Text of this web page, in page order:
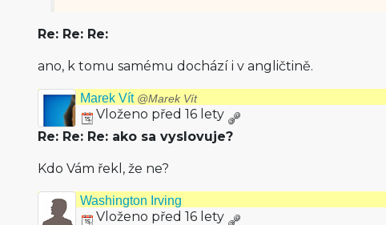
Re: Re: Re:
ano, k tomu samému dochází i v angličtině.
Marek Vít @Marek Vít
Vloženo před 16 lety
Re: Re: Re: ako sa vyslovuje?
Kdo Vám řekl, že ne?
Washington Irving
Vloženo před 16 lety